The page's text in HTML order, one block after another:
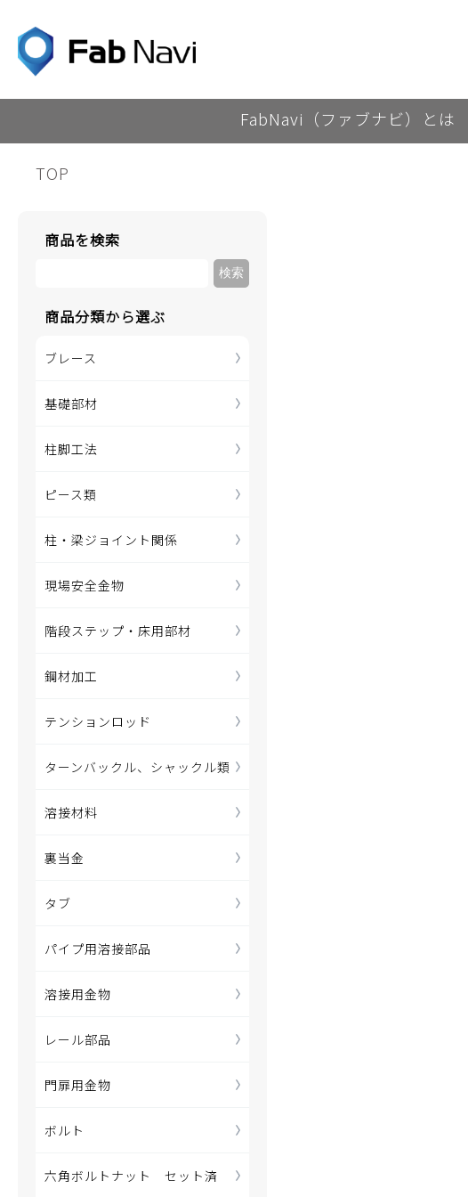
FabNavi（ファブナビ）とは
TOP
商品を検索
商品分類から選ぶ
ブレース
基礎部材
柱脚工法
ピース類
柱・梁ジョイント関係
現場安全金物
階段ステップ・床用部材
鋼材加工
テンションロッド
ターンバックル、シャックル類
溶接材料
裏当金
タブ
パイプ用溶接部品
溶接用金物
レール部品
門扉用金物
ボルト
六角ボルトナット セット済